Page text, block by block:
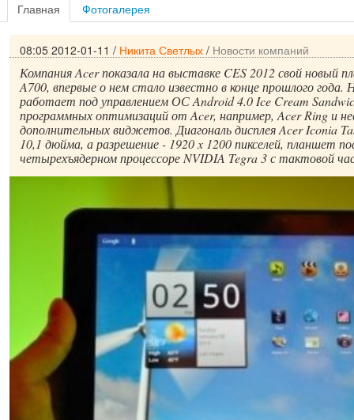
Главная Фотогалерея
08:05 2012-01-11 / Никита Светлых / Новости компаний
Компания Acer показала на выставке CES 2012 свой новый
A700, впервые о нем стало известно в конце прошлого года.
работает под управлением ОС Android 4.0 Ice Cream
программных оптимизаций от Acer, например, Acer Ring и
дополнительных виджетов. Диагональ дисплея Acer Iconia
10,1 дюйма, а разрешение - 1920 x 1200 пикселей, планшет
четырехъядерном процессоре NVIDIA Tegra 3 с тактовой